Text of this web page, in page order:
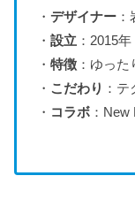
・ デザイナー：
・ 設立：2015年
・ 特徴：ゆった
・ こだわり ：
・ コラボ：New